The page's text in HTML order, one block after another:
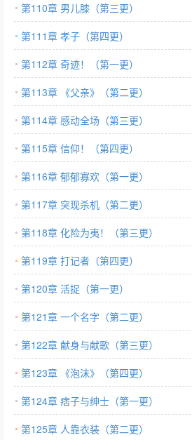
第110章 男儿膝（第三更）
第111章 孝子（第四更）
第112章 奇迹！（第一更）
第113章 《父亲》（第二更）
第114章 感动全场（第三更）
第115章 信仰！（第四更）
第116章 郁郁寡欢（第一更）
第117章 突现杀机（第二更）
第118章 化险为夷！（第三更）
第119章 打记者（第四更）
第120章 活捉（第一更）
第121章 一个名字（第二更）
第122章 献身与献歌（第三更）
第123章 《泡沫》（第四更）
第124章 痞子与绅士（第一更）
第125章 人靠衣装（第二更）